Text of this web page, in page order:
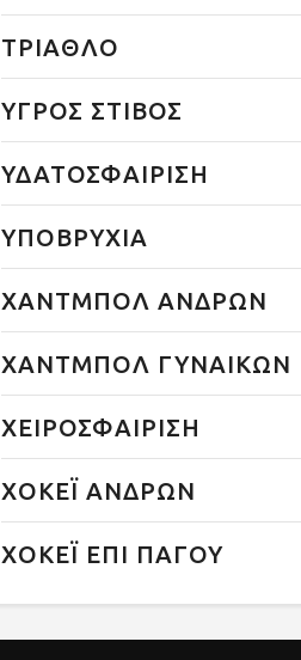
ΤΡΙΑΘΛΟ
ΥΓΡΟΣ ΣΤΙΒΟΣ
ΥΔΑΤΟΣΦΑΙΡΙΣΗ
ΥΠΟΒΡΥΧΙΑ
ΧΑΝΤΜΠΟΛ ΑΝΔΡΩΝ
ΧΑΝΤΜΠΟΛ ΓΥΝΑΙΚΩΝ
ΧΕΙΡΟΣΦΑΙΡΙΣΗ
ΧΟΚΕΪ ΑΝΔΡΩΝ
ΧΟΚΕΪ ΕΠΙ ΠΑΓΟΥ